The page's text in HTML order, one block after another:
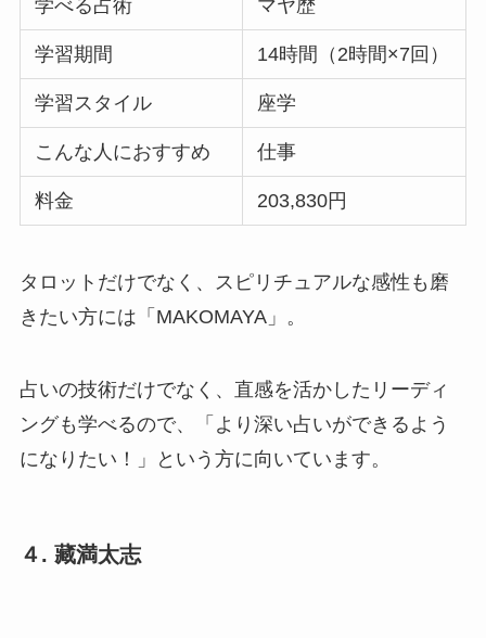
学べる占術 マヤ歴
学習期間 14時間（2時間×7回）
学習スタイル 座学
こんな人におすすめ 仕事
料金 203,830円
タロットだけでなく、スピリチュアルな感性も磨
きたい方には「MAKOMAYA」。
占いの技術だけでなく、直感を活かしたリーディ
ングも学べるので、「より深い占いができるよう
になりたい！」という方に向いています。
４. 藏満太志